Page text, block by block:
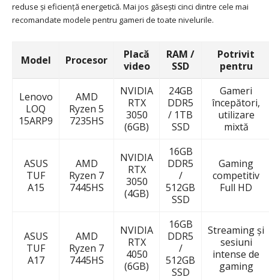
reduse și eficiență energetică. Mai jos găsești cinci dintre cele mai
recomandate modele pentru gameri de toate nivelurile.
Model Procesor
Placă
video
RAM /
SSD
Potrivit
pentru
Lenovo
LOQ
15ARP9
AMD
Ryzen 5
7235HS
NVIDIA
RTX
3050
(6GB)
24GB
DDR5
/ 1TB
SSD
Gameri
începători,
utilizare
mixtă
ASUS
TUF
A15
AMD
Ryzen 7
7445HS
NVIDIA
RTX
3050
(4GB)
16GB
DDR5
/
512GB
SSD
Gaming
competitiv
Full HD
ASUS
TUF
A17
AMD
Ryzen 7
7445HS
NVIDIA
RTX
4050
(6GB)
16GB
DDR5
/
512GB
SSD
Streaming și
sesiuni
intense de
gaming